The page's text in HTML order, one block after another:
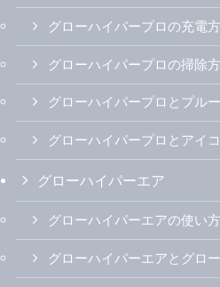
グローハイパープロの充電
グローハイパープロの掃除
グローハイパープロとプル
グローハイパープロとアイ
グローハイパーエア
グローハイパーエアの使い
グローハイパーエアとグロ